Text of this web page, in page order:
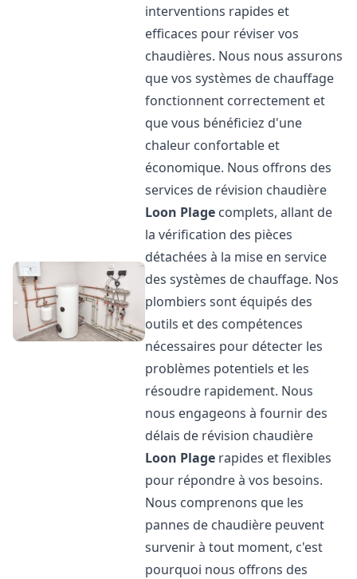
interventions rapides et
efficaces pour réviser vos
chaudières. Nous nous assurons
que vos systèmes de chauffage
fonctionnent correctement et
que vous bénéficiez d'une
chaleur confortable et
économique. Nous offrons des
services de révision chaudière
Loon Plage complets, allant de
la vérification des pièces
détachées à la mise en service
des systèmes de chauffage. Nos
plombiers sont équipés des
outils et des compétences
nécessaires pour détecter les
problèmes potentiels et les
résoudre rapidement. Nous
nous engageons à fournir des
délais de révision chaudière
Loon Plage rapides et flexibles
pour répondre à vos besoins.
Nous comprenons que les
pannes de chaudière peuvent
survenir à tout moment, c'est
pourquoi nous offrons des